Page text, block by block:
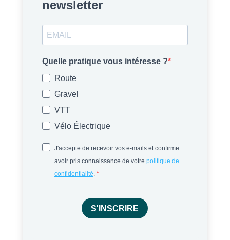
newsletter
Quelle pratique vous intéresse ?
Route
Gravel
VTT
Vélo Électrique
J'accepte de recevoir vos e-mails et confirme
avoir pris connaissance de votre politique de
confidentialité.
S'INSCRIRE